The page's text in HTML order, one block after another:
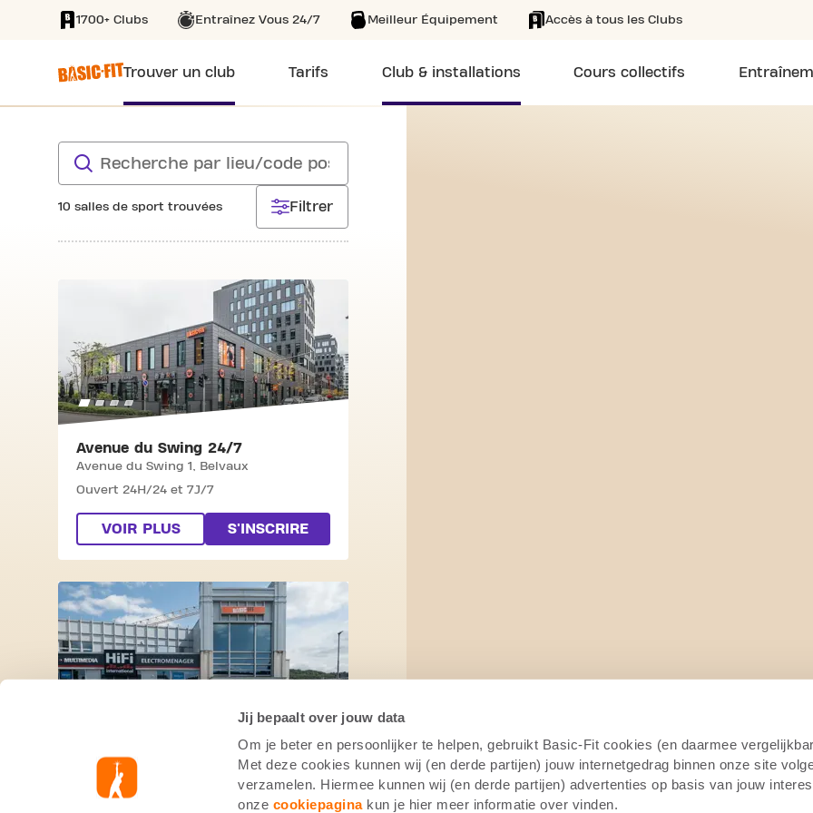
Jij bepaalt over jouw data
Om je beter en persoonlijker te helpen, gebruikt Basic-Fit cookies (en daarmee
Met deze cookies kunnen wij (en derde partijen) jouw internetgedrag binnen onze site
verzamelen. Hiermee kunnen wij (en derde partijen) advertenties op basis van jouw
onze cookiepaginakun je hier meer informatie over vinden.
SKIP TO MAIN CONTENT
1700+ Clubs Entraînez Vous 24/7 Meilleur Équipement Accès à tous les Clubs
Trouver un club Tarifs Club & installations Cours collectifs
SKIP SEARCH
search
10 salles de sport trouvées Filtrer
SKIP CLUB AVENUE DU SWING 24/7
Avenue du Swing 24/7
Avenue du Swing 1, Belvaux
Ouvert 24H/24 et 7J/7
VOIR PLUS S'INSCRIRE
SKIP CLUB 24/7
Route de Luxembourg 111,Bereldange
Ouvert 24/7 !